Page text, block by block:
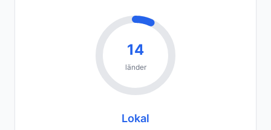
14
länder
Lokal